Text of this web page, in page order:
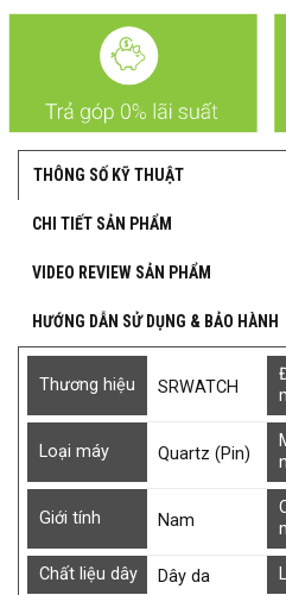
THÔNG SỐ KỸ THUẬT
CHI TIẾT SẢN PHẨM
VIDEO REVIEW SẢN PHẨM
HƯỚNG DẪN SỬ DỤNG & BẢO HÀNH
Thương hiệu SRWATCH
Loại máy Quartz (Pin)
Giới tính Nam
Chất liệu dây Dây da